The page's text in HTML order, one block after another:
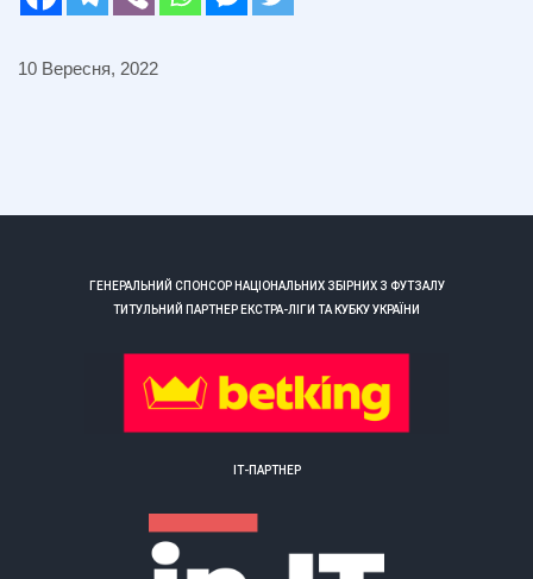
10 Вересня, 2022
ГЕНЕРАЛЬНИЙ СПОНСОР НАЦІОНАЛЬНИХ ЗБІРНИХ З ФУТЗАЛУ
ТИТУЛЬНИЙ ПАРТНЕР ЕКСТРА-ЛІГИ ТА КУБКУ УКРАЇНИ
ІТ-ПАРТНЕР